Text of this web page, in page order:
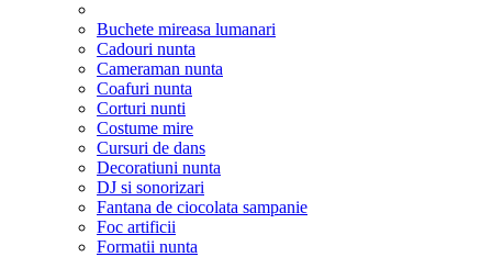
Buchete mireasa lumanari
Cadouri nunta
Cameraman nunta
Coafuri nunta
Corturi nunti
Costume mire
Cursuri de dans
Decoratiuni nunta
DJ si sonorizari
Fantana de ciocolata sampanie
Foc artificii
Formatii nunta